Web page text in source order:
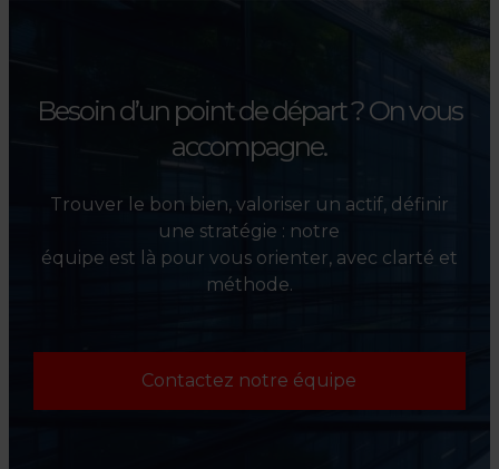
Besoin d’un point de départ ?On vous
accompagne.
Trouver le bon bien, valoriser un actif, définir
une stratégie : notre
équipe est là pour vous orienter, avec clarté et
méthode.
Contactez notre équipe